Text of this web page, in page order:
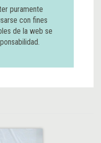
puramente
con fines
de la web se